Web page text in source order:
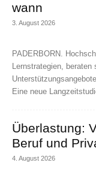
wann
3. August 2026
PADERBORN.
Lernstrategien,
Eine neue
Überlastung:
Beruf und
4. August 2026